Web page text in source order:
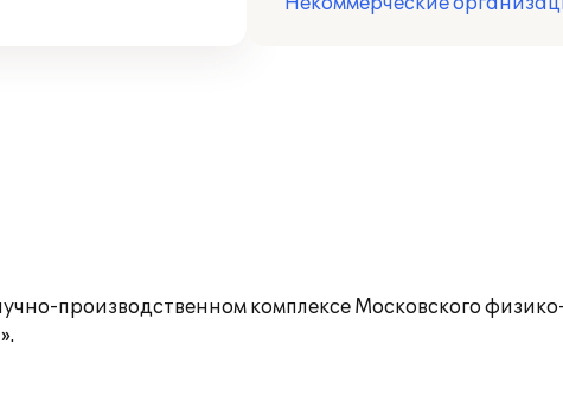
производственном комплексе Московского